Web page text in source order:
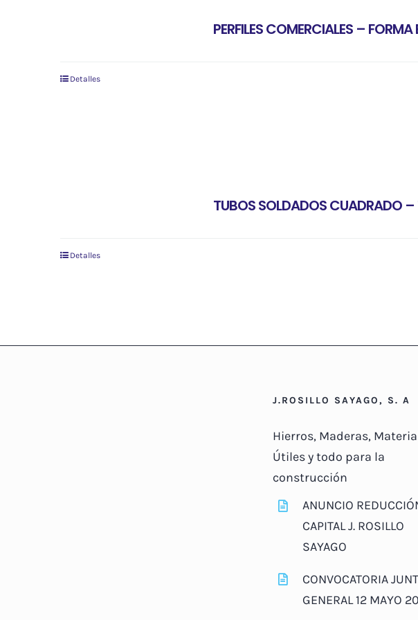
PERFILES COMERCIALES – FORMA
Detalles
TUBOS SOLDADOS
Detalles
J.ROSILLO SAYAGO, S. A
Hierros, Maderas,
Útiles y todo para la
construcción
ANUNCIO
CAPITAL J. ROSILLO
SAYAGO
CONVOCATORIA
GENERAL 12 MAYO